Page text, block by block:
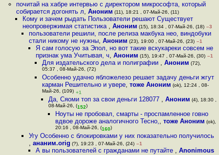
почитай на хабре интервью с директором микрософта, который
собирается догонять л, Аноним (11), 18:21 , 07-Май-26, (11)
Кому и зачем рыдать Пользователи решают Существует
неопровержимая статистика , Аноним (15), 18:34 , 07-Май-26, (18) –3
пользователи решили, после релиза макбука нео, виндобуки
стали никому не нужны,Аноним (23), 19:00 , 07-Май-26, (23) –1
Я сам голосую за Эпол, но вот такие вскукареки совсем не
признак ума Учитывая, ч, Аноним (15), 19:47 , 07-Май-26, (30) –1
Для издательского дела и полиграфии , Аноним (72),
05:37 , 08-Май-26, (72)
Особенно удачно ябложелезо решает задачу деньги жгут
карман Решительно и увере, тоже Аноним (ok), 12:24 , 08-
Май-26, (109) +1
Да, Сяоми топ за свои деньги 128077 ,Аноним (4), 18:30 ,
08-Май-26, (152)
Ноуты не пробовал, смарты - проспамленное говно
вдвое дороже аналогичного Тесно,, тоже Аноним (ok),
20:16 , 08-Май-26, (160)
Угу Особенно с блокировками у них показательно получилось
,ананим.orig (?), 19:23 , 07-Май-26, (24) –1
А вы пользователей с гражданами не путайте , Anonimous